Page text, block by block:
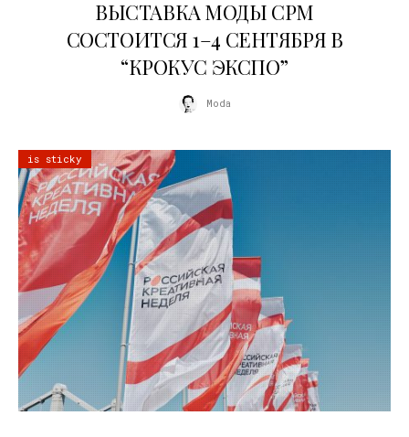
ВЫСТАВКА МОДЫ CPM
СОСТОИТСЯ 1–4 СЕНТЯБРЯ В
“КРОКУС ЭКСПО”
Moda
is sticky